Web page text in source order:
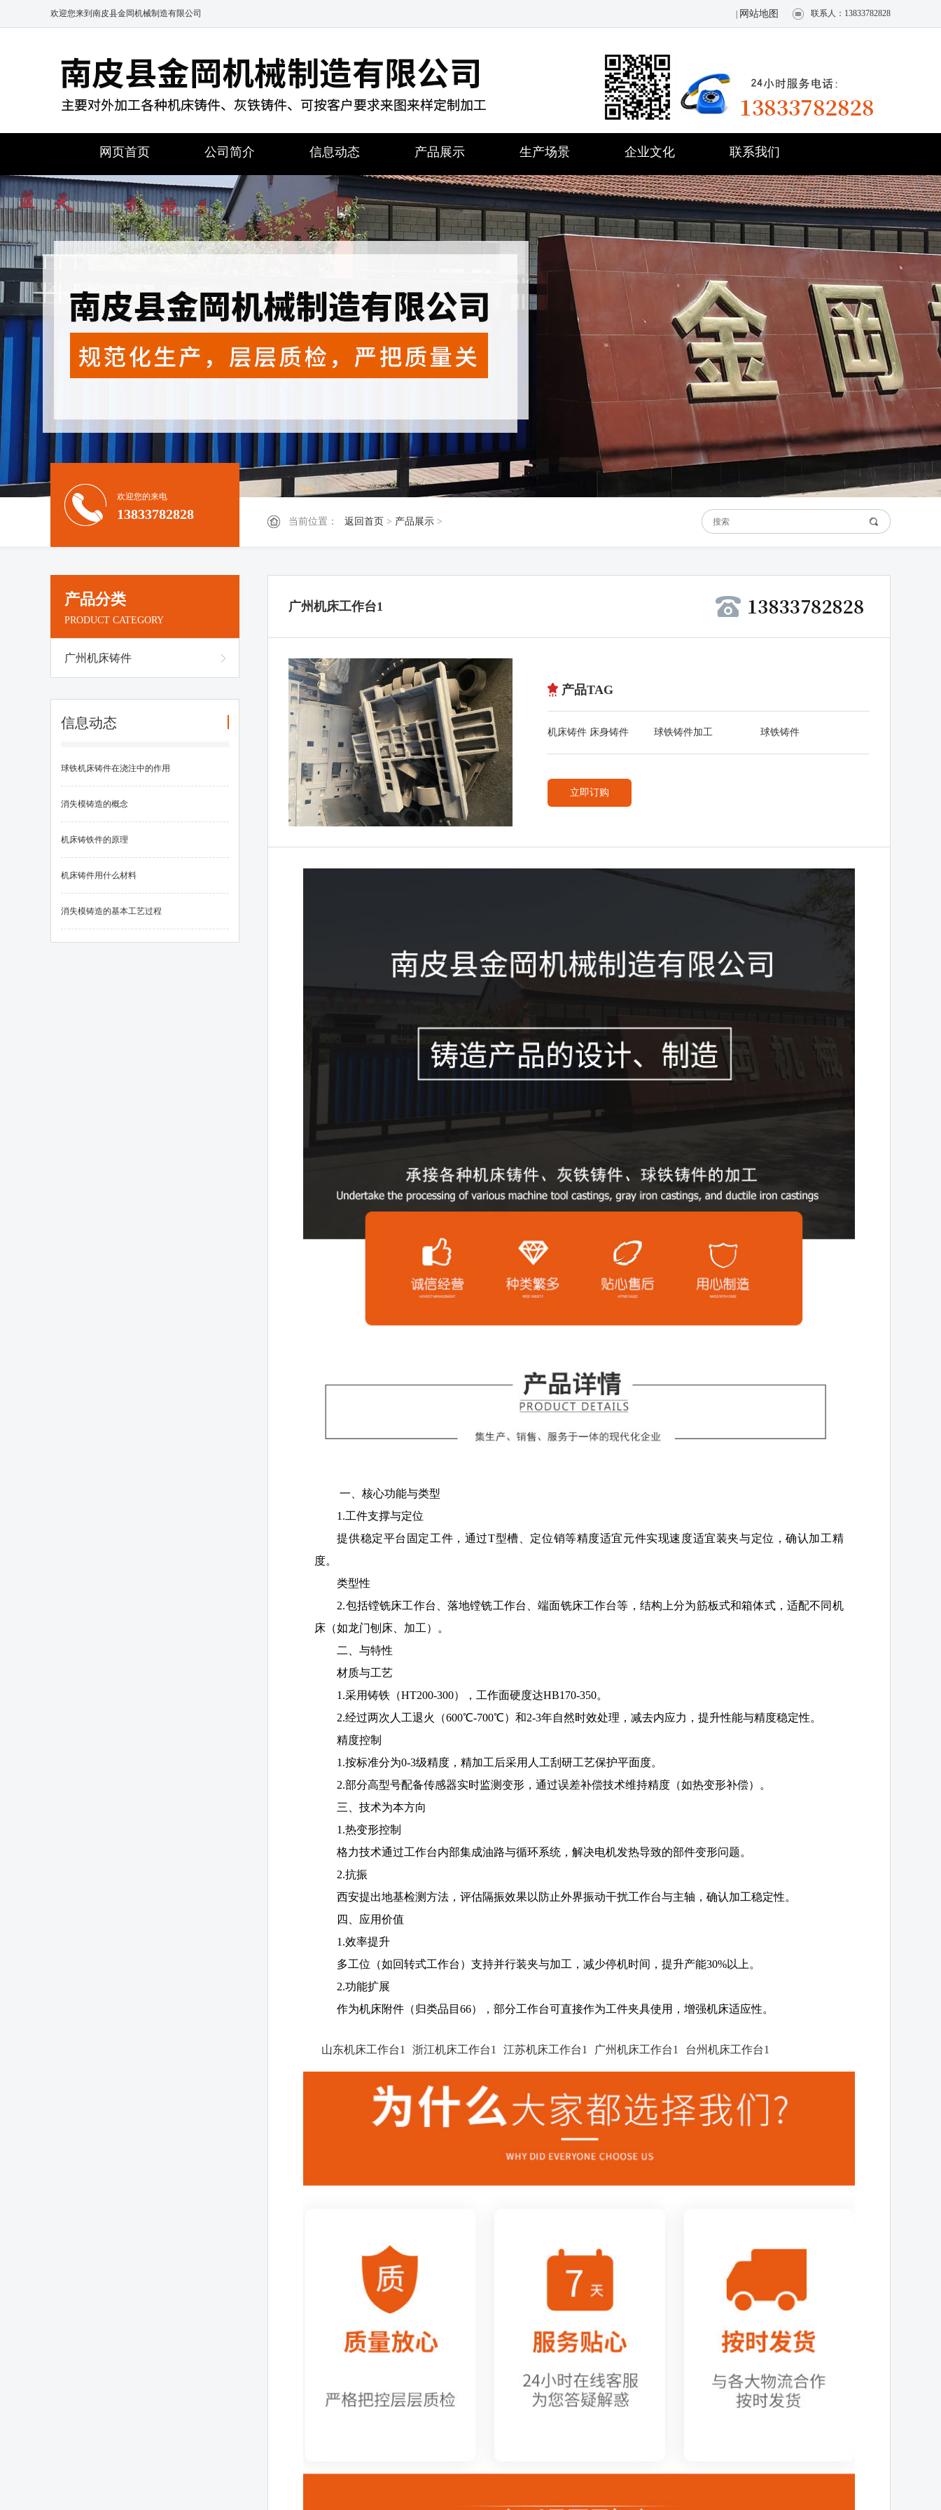
欢迎您来到南皮县金岡机械制造有限公司 联系人：13833782828
网站地图
网页首页 公司简介 信息动态 产品展示 生产场景 企业文化 联系我们
当前位置： 返回首页 > 产品展示 >
欢迎您的来电
13833782828
产品分类
PRODUCT CATEGORY
广州机床铸件
信息动态
球铁机床铸件在浇注中的作用
消失模铸造的概念
机床铸铁件的原理
机床铸件用什么材料
消失模铸造的基本工艺过程
广州机床工作台1
产品TAG
机床铸件 床身铸件
灰铁铸件
球铁铸件加工 球铁铸件
立即订购
一、核心功能与类型
1‌.工件支撑与定位‌
提供稳定平台固定工件，通过T型槽、定位销等精度适宜元件实现速度适宜装夹与定位，确认加工精
度。
‌类型性‌
2.包括镗铣床工作台、落地镗铣工作台、端面铣床工作台等，结构上分为筋板式和箱体式，适配不同机
床（如龙门刨床、加工）。
二、与特性
‌材质与工艺‌
1.采用铸铁（HT200-300），工作面硬度达HB170-350。
2.经过两次人工退火（600℃-700℃）和2-3年自然时效处理，减去内应力，提升性能与精度稳定性。
‌精度控制‌
1.按标准分为0-3级精度，精加工后采用人工刮研工艺保护平面度。
2.部分高型号配备传感器实时监测变形，通过误差补偿技术维持精度（如热变形补偿）。
三、技术为本方向
1‌.热变形控制‌
格力技术通过工作台内部集成油路与循环系统，解决电机发热导致的部件变形问题。
2‌.抗振‌
西安提出地基检测方法，评估隔振效果以防止外界振动干扰工作台与主轴，确认加工稳定性。
四、应用价值
‌1.效率提升‌
多工位（如回转式工作台）支持并行装夹与加工，减少停机时间，提升产能30%以上。
2‌.功能扩展‌
作为机床附件（归类品目66），部分工作台可直接作为工件夹具使用，增强机床适应性。
山东机床工作台1 浙江机床工作台1 江苏机床工作台1 广州机床工作台1 台州机床工作台1